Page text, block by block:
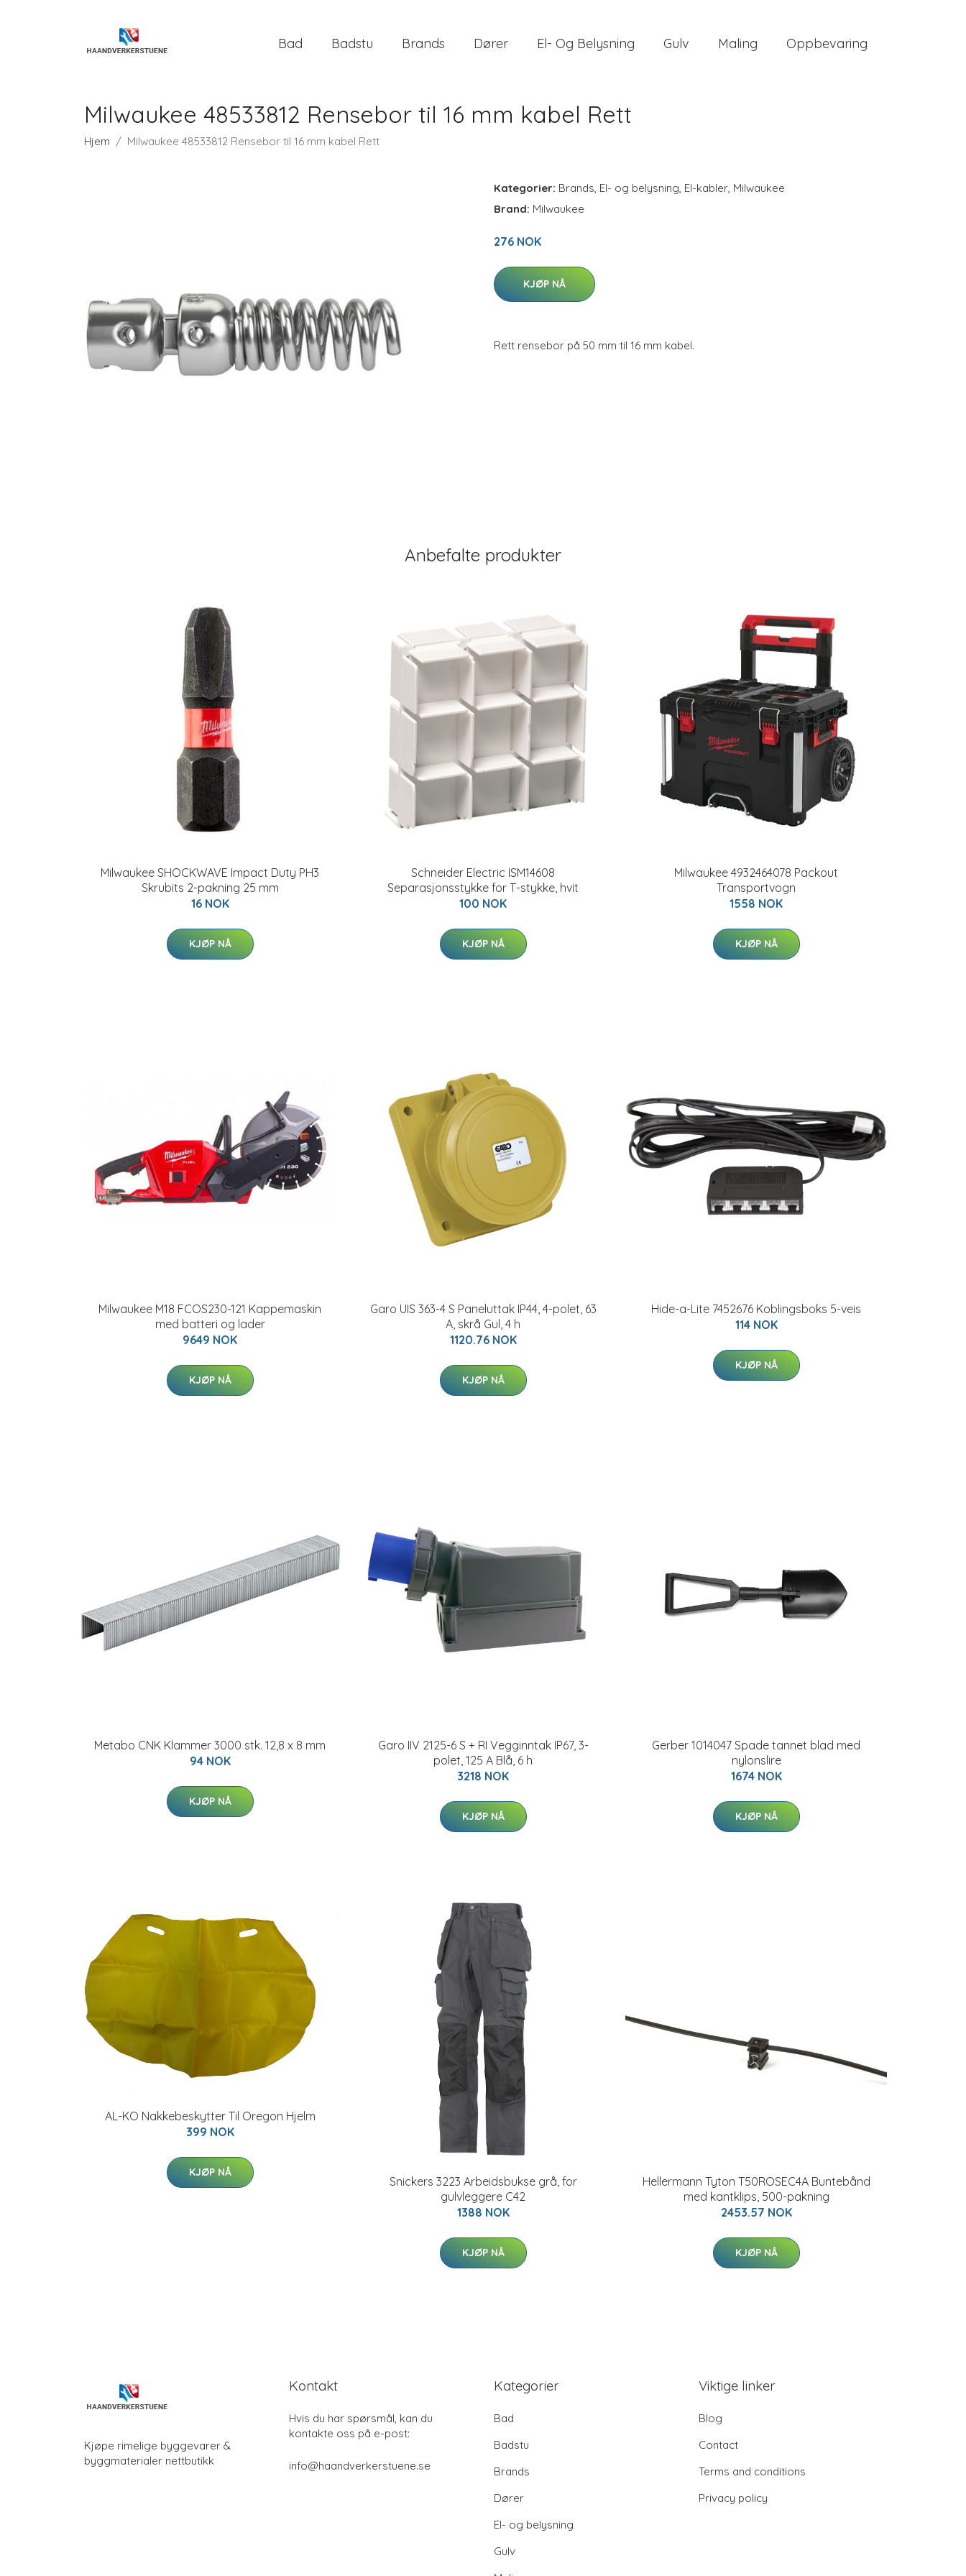
Bad Badstu Brands Dører El- Og Belysning Gulv Maling Oppbevaring
Milwaukee 48533812 Rensebor til 16 mm kabel Rett
Hjem Milwaukee 48533812 Rensebor til 16 mm kabel Rett
Kategorier: Brands, El- og belysning, El-kabler, Milwaukee
Brand: Milwaukee
276 NOK
KJØP NÅ
Rett rensebor på 50 mm til 16 mm kabel.
Anbefalte produkter
Milwaukee SHOCKWAVE Impact Duty PH3
Skrubits 2-pakning 25 mm
16 NOK
KJØP NÅ
Schneider Electric ISM14608
Separasjonsstykke for T-stykke, hvit
100 NOK
KJØP NÅ
Milwaukee 4932464078 Packout
Transportvogn
1558 NOK
KJØP NÅ
Milwaukee M18 FCOS230-121 Kappemaskin
med batteri og lader
9649 NOK
KJØP NÅ
Garo UIS 363-4 S Paneluttak IP44, 4-polet, 63
A, skrå Gul, 4 h
1120.76 NOK
KJØP NÅ
Hide-a-Lite 7452676 Koblingsboks 5-veis
114 NOK
KJØP NÅ
Metabo CNK Klammer 3000 stk. 12,8 x 8 mm
94 NOK
KJØP NÅ
Garo IIV 2125-6 S + RI Vegginntak IP67, 3-
polet, 125 A Blå, 6 h
3218 NOK
KJØP NÅ
Gerber 1014047 Spade tannet blad med
nylonslire
1674 NOK
KJØP NÅ
AL-KO Nakkebeskytter Til Oregon Hjelm
399 NOK
KJØP NÅ
Snickers 3223 Arbeidsbukse grå, for
gulvleggere C42
1388 NOK
KJØP NÅ
Hellermann Tyton T50ROSEC4A Buntebånd
med kantklips, 500-pakning
2453.57 NOK
KJØP NÅ
Kjøpe rimelige byggevarer &
byggmaterialer nettbutikk
Kontakt
Hvis du har spørsmål, kan du
kontakte oss på e-post:
info@haandverkerstuene.se
Kategorier
Bad
Badstu
Brands
Dører
El- og belysning
Gulv
Viktige linker
Blog
Contact
Terms and conditions
Privacy policy